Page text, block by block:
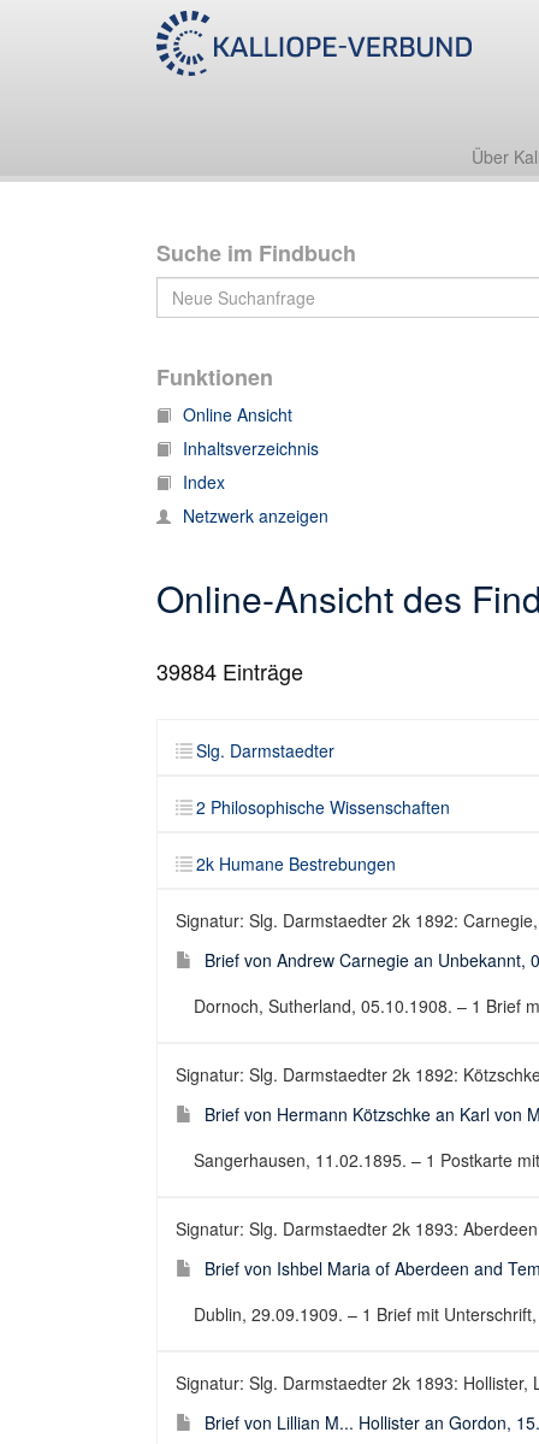
Über
Suche im Findbuch
Funktionen
Online Ansicht
Inhaltsverzeichnis
Index
Netzwerk anzeigen
Online-Ansicht des
39884 Einträge
Slg. Darmstaedter
2 Philosophische Wissenschaften
Slg. Darmstaedter
2 Philosophische Wissenschaften
2k Humane Bestrebungen
Signatur: Slg. Darmstaedter 2k 1892:
Brief von Andrew Carnegie an Unbekannt,
Dornoch, Sutherland, 05.10.1908. – 1 Brief
Signatur: Slg. Darmstaedter 2k 1892:
Brief von Hermann Kötzschke an Karl von
Sangerhausen, 11.02.1895. – 1 Postkarte
Signatur: Slg. Darmstaedter 2k 1893:
Brief von Ishbel Maria of Aberdeen and
Dublin, 29.09.1909. – 1 Brief mit
Signatur: Slg. Darmstaedter 2k 1893: Hollister,
Brief von Lillian M... Hollister an Gordon,